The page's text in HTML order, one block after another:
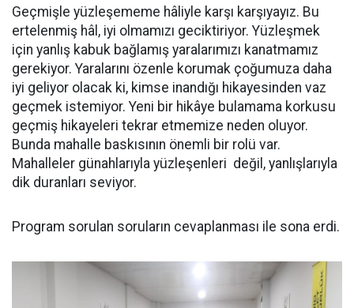
Geçmişle yüzleşememe hâliyle karşı karşıyayız. Bu
ertelenmiş hâl, iyi olmamızı geciktiriyor. Yüzleşmek
için yanlış kabuk bağlamış yaralarımızı kanatmamız
gerekiyor. Yaralarını özenle korumak çoğumuza daha
iyi geliyor olacak ki, kimse inandığı hikayesinden vaz
geçmek istemiyor. Yeni bir hikâye bulamama korkusu
geçmiş hikayeleri tekrar etmemize neden oluyor.
Bunda mahalle baskısının önemli bir rolü var.
Mahalleler günahlarıyla yüzleşenleri değil, yanlışlarıyla
dik duranları seviyor.
Program sorulan soruların cevaplanması ile sona erdi.